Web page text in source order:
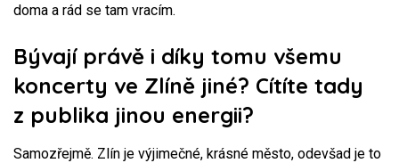
doma a rád se tam vracím.
Bývají právě i díky tomu všemu
koncerty ve Zlíně jiné? Cítíte tady
z publika jinou energii?
Samozřejmě. Zlín je výjimečné, krásné město, odevšad je to